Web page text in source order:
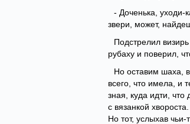
- Доченька, уходи-
звери, может,
Подстрелил
рубаху и поверил,
Но оставим шаха,
всего, что имела, и
зная, куда идти, что
с вязанкой
Но тот, услыхав